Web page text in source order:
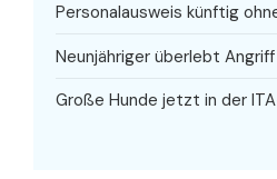
Personalausweis künftig
Neunjähriger überlebt
Große Hunde jetzt in der